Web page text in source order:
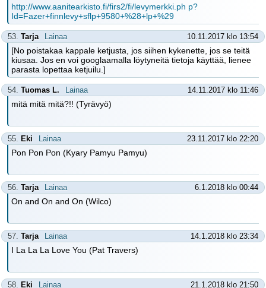
http://www.aanitearkisto.fi/firs2/fi/levymerkki.ph p?
Id=Fazer+finnlevy+sflp+9580+%28+lp+%29
53. Tarja Lainaa 10.11.2017 klo 13:54
[No poistakaa kappale ketjusta, jos siihen kykenette, jos se teitä
kiusaa. Jos en voi googlaamalla löytyneitä tietoja käyttää, lienee
parasta lopettaa ketjuilu.]
54. Tuomas L. Lainaa 14.11.2017 klo 11:46
mitä mitä mitä?!! (Tyrävyö)
55. Eki Lainaa 23.11.2017 klo 22:20
Pon Pon Pon (Kyary Pamyu Pamyu)
56. Tarja Lainaa 6.1.2018 klo 00:44
On and On and On (Wilco)
57. Tarja Lainaa 14.1.2018 klo 23:34
I La La La Love You (Pat Travers)
58. Eki Lainaa 21.1.2018 klo 21:50